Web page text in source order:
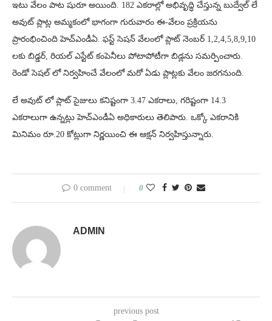
ఇటు వేలం పాట షురూ అయింది. 182 ఎకరాల్లో అభివృద్ధి చేస్తున్న బుద్వేల్ లే
అవుట్ ప్లాట్ల అమ్మకంలో భాగంగా గురువారం ఈ-వేలం ప్రక్రియను
ప్రారంభించింది హెచ్ఎండీఏ. ఫస్ట్ సెషన్ వేలంలో ప్లాట్ నెంబర్ 1,2,4,5,8,9,10
లకు బిడ్డర్, రియల్ ఎస్టేట్ కంపెనీలు పోటాపోటీగా బిడ్లను సమర్పించారు.
రెండో సెషల్ లో నిర్వహించే వేలంలో మరో ఏడు ప్లాట్లకు వేలం జరగనుంది.
లే అవుట్ లో ప్లాట్ సైజులు కనిష్టంగా 3.47 ఎకరాలు, గరిష్టంగా 14.3
ఎకరాలుగా ఉన్నట్లు హెచ్ఎండీఏ అధికారులు తెలిపారు. ఒక్కో ఎకరానికి
మినిమం రూ.20 కోట్లుగా నిర్ణయించి ఈ ఆక్షన్ నిర్వహిస్తున్నారు.
0 comment 0
ADMIN
previous post